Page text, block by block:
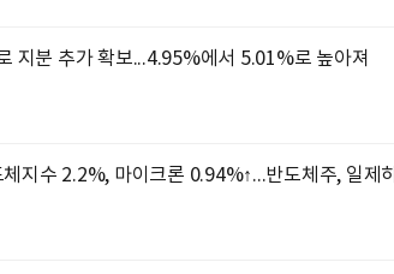
지분 추가 확보...4.95%에서 5.01%로 높아져
지수 2.2%, 마이크론 0.94%↑...반도체주, 일제히